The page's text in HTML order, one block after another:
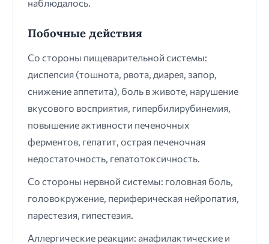
наблюдалось.
Побочные действия
Со стороны пищеварительной системы:
диспепсия (тошнота, рвота, диарея, запор,
снижение аппетита), боль в животе, нарушение
вкусового восприятия, гипербилирубинемия,
повышение активности печеночных
ферментов, гепатит, острая печеночная
недостаточность, гепатотоксичность.
Со стороны нервной системы: головная боль,
головокружение, периферическая нейропатия,
парестезия, гипестезия.
Аллергические реакции: анафилактические и